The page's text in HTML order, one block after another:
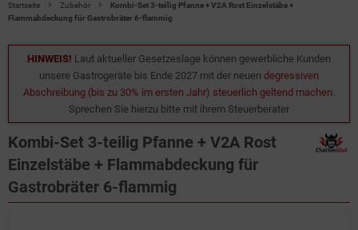
Startseite Zubehör
Kombi-Set 3-teilig Pfanne + V2A Rost Einzelstäbe +
Flammabdeckung für Gastrobräter 6-flammig
HINWEIS! Laut aktueller Gesetzeslage können gewerbliche Kunden
unsere Gastrogeräte bis Ende 2027 mit der neuen degressiven
Abschreibung (bis zu 30% im ersten Jahr) steuerlich geltend machen.
Sprechen Sie hierzu bitte mit ihrem Steuerberater
Kombi-Set 3-teilig Pfanne + V2A Rost
Einzelstäbe + Flammabdeckung für
Gastrobräter 6-flammig